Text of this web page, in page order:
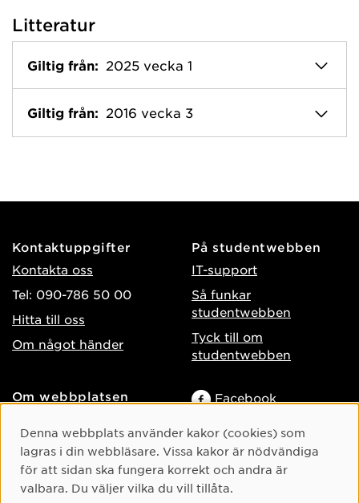
Litteratur
Giltig från: 2025 vecka 1
Giltig från: 2016 vecka 3
Kontaktuppgifter
Kontakta oss
Tel: 090-786 50 00
Hitta till oss
Om något händer
På studentwebben
IT-support
Så funkar
studentwebben
Tyck till om
studentwebben
Om webbplatsen
Behandling av
personuppgifter
Hantera kakor
Facebook
TikTok
Youtube
Cookie-samtycke
Denna webbplats använder kakor (cookies) som
lagras i din webbläsare. Vissa kakor är nödvändiga
för att sidan ska fungera korrekt och andra är
valbara. Du väljer vilka du vill tillåta.